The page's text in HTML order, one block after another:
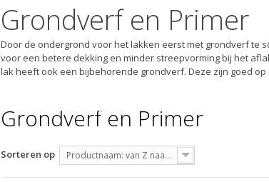
Grondverf en Primer
Door de ondergrond voor het lakken eerst met grondverf te
voor een betere dekking en minder streepvorming bij het
lak heeft ook een bijbehorende grondverf. Deze zijn goed
Grondverf en Primer
Sorteren op Productnaam: van Z naar A